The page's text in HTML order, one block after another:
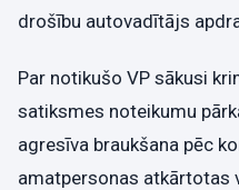
drošību autovadītājs
Par notikušo VP sākusi
satiksmes noteikumu
agresīva braukšana pēc
amatpersonas atkārtotas